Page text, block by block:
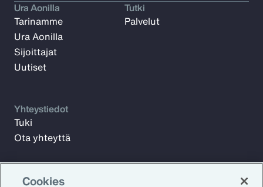
Tilaa Aon Insights -uutiskirje saadaksesi viikoittaisia
Ura Aonilla
Tarinamme
Ura Aonilla
Sijoittajat
Uutiset
Tutki
Palvelut
Yhteystiedot
Tuki
Ota yhteyttä
Cookies